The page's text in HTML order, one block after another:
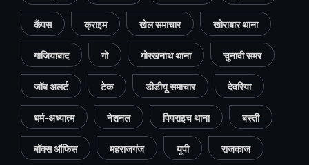
कैंपस क्राइम खेल समाचार खोराबार थाना
गाजियाबाद गो गोरखनाथ थाना चुनावी समर
जॉब अलर्ट टेक डीडीयू समाचार देवरिया
धर्म-अध्यात्म नेशनल पिपराइच थाना बस्ती
बॉक्स ऑफिस महराजगंज यूपी राजकाज